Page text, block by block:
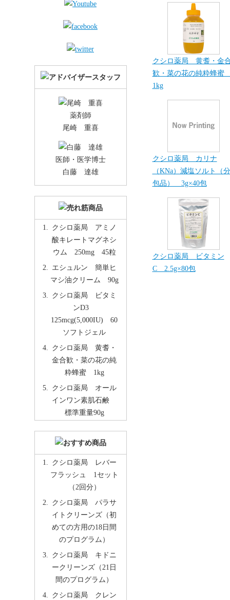
クシロ薬局 黄耆・金
歓・菜の花の純粋蜂
1kg
クシロ薬局 カリナ
（KNa）減塩ソルト（分
包品） 3g×40包
クシロ薬局 ビタミン
C 2.5g×80包
薬剤師
尾崎 重喜
医師・医学博士
白藤 達雄
クシロ薬局 アミノ
酸キレートマグネシ
ウム 250mg 45粒
エシュルン 簡単ヒ
マシ油クリーム 90g
クシロ薬局 ビタミ
ンD3
125mcg(5,000IU) 60
ソフトジェル
クシロ薬局 黄耆・
金合歓・菜の花の純
粋蜂蜜 1kg
クシロ薬局 オール
インワン素肌石鹸
標準重量90g
クシロ薬局 レバー
フラッシュ 1セット
（2回分）
クシロ薬局 パラサ
イトクリーンズ（初
めての方用の18日間
のプログラム）
クシロ薬局 キドニ
ークリーンズ（21日
間のプログラム）
クシロ薬局 クレン